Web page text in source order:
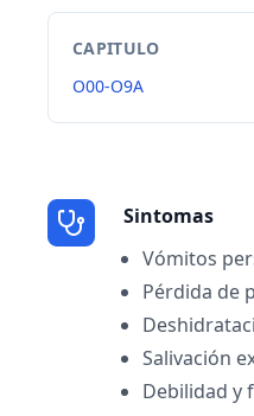
CAPITULO
O00-O9A
Sintomas
Vómitos
Pérdida de
Salivación
Debilidad y